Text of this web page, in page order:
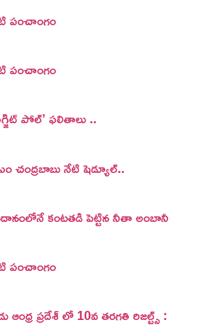
పంచాంగం
పంచాంగం
పోల్’ ఫలితాలు ..
చంద్రబాబు నేటి షెడ్యూల్..
కంటతడి పెట్టిన నీతా అంబానీ
పంచాంగం
ఆంధ్ర ప్రదేశ్ లో 10వ తరగతి రిజల్ట్స్ :